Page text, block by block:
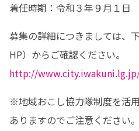
着任時期：令和３年９月１日
募集の詳細につきましては、
http://
※地域おこし協力隊制度を活
ありますのでご注意ください。